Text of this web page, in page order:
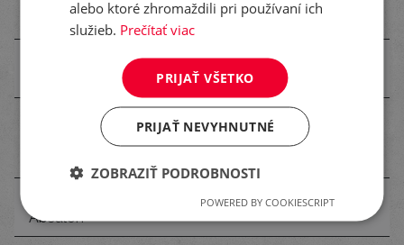
Absolut
družstvo Sokolce
Komárno
Zelenina Nižná
Myšľa, s. r. o.
Košice
Poľnohospodársko-
obchodné družstvo
Galanta
Absalon
Michalovce
alebo ktoré zhromaždili pri používaní ich
služieb. Prečítať viac
PRIJAŤ VŠETKO
PRIJAŤ NEVYHNUTNÉ
ZOBRAZIŤ PODROBNOSTI
POWERED BY COOKIESCRIPT